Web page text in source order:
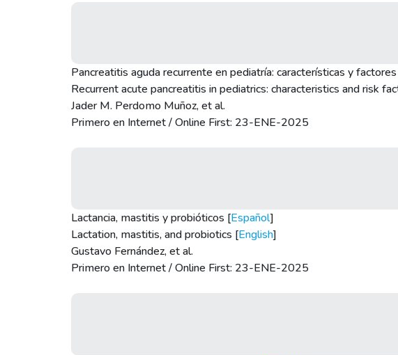
Pancreatitis aguda recurrente en pediatría: características y
Recurrent acute pancreatitis in pediatrics: characteristics and risk
Jader M. Perdomo Muñoz, et al.
Primero en Internet / Online First: 23-ENE-2025
Lactancia, mastitis y probióticos [Español]
Lactation, mastitis, and probiotics [English]
Gustavo Fernández, et al.
Primero en Internet / Online First: 23-ENE-2025